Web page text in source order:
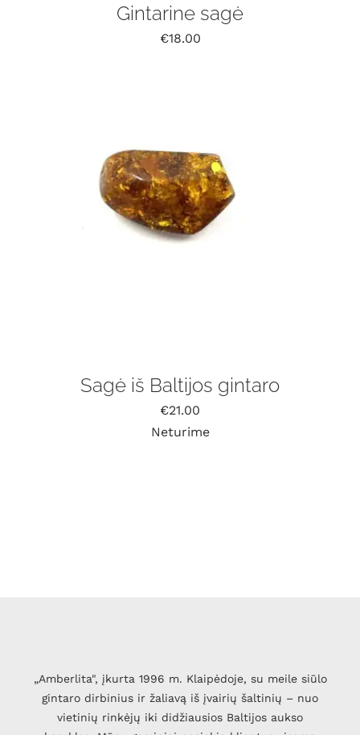
Gintarine sagė
€18.00
Sagė iš Baltijos gintaro
€21.00
Neturime
„Amberlita", įkurta 1996 m. Klaipėdoje, su meile siūlo
gintaro dirbinius ir žaliavą iš įvairių šaltinių – nuo
vietinių rinkėjų iki didžiausios Baltijos aukso